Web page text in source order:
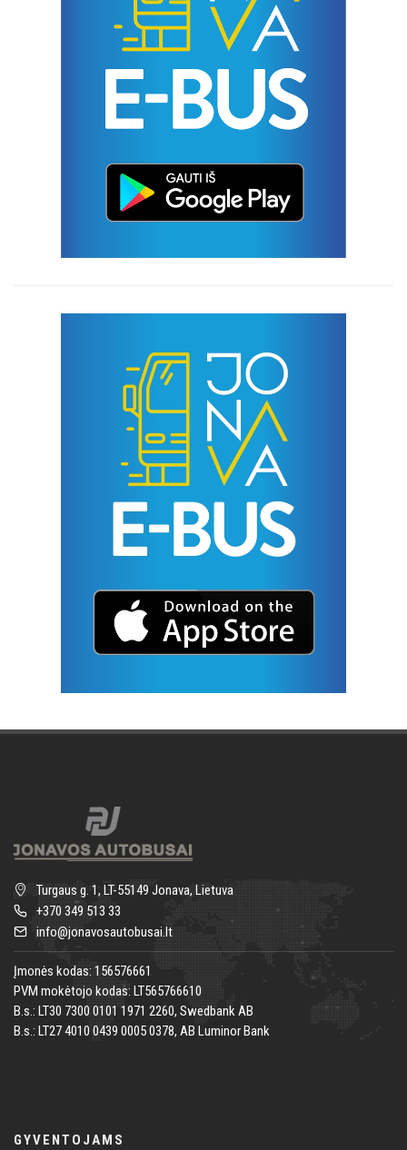
Turgaus g. 1, LT-55149 Jonava, Lietuva
+370 349 513 33
info@jonavosautobusai.lt
Įmonės kodas: 156576661
PVM mokėtojo kodas: LT565766610
B.s.: LT30 7300 0101 1971 2260, Swedbank AB
B.s.: LT27 4010 0439 0005 0378, AB Luminor Bank
GYVENTOJAMS